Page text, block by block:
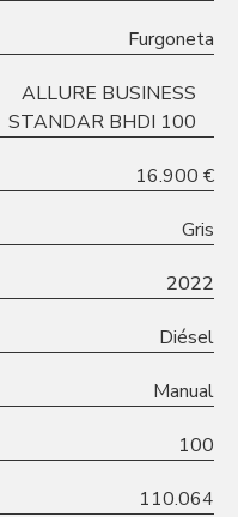
Furgoneta
ALLURE BUSINESS
STANDAR BHDI 100
16.900 €
Gris
2022
Diésel
Manual
100
110.064